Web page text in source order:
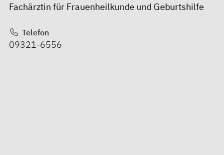
Fachärztin für Frauenheilkunde und Geburtshilfe
Telefon
09321-6556